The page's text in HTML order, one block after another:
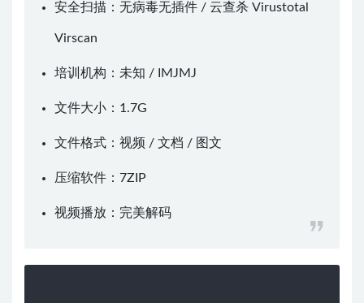
安全扫描：无病毒无插件 / 云查杀 Virustotal
Virscan
培训机构：未知 / IMJMJ
文件大小：1.7G
文件格式：视频 / 文档 / 图文
压缩软件： 7ZIP
视频播放： 完美解码